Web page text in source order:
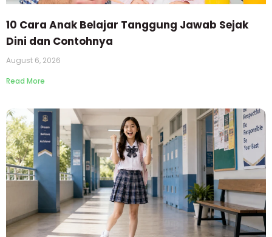
10 Cara Anak Belajar Tanggung Jawab Sejak
Dini dan Contohnya
August 6, 2026
Read More